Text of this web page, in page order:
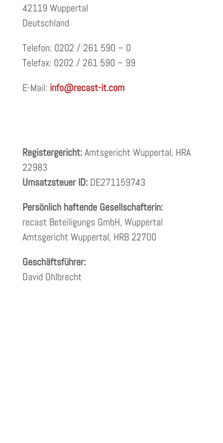
42119 Wuppertal
Deutschland
Telefon: 0202 / 261 590 – 0
Telefax: 0202 / 261 590 – 99
E-Mail: info@recast-it.com
Registergericht:Amtsgericht Wuppertal, HRA
22983
Umsatzsteuer ID:DE271159743
Persönlich haftende Gesellschafterin:
recast Beteiligungs GmbH, Wuppertal
Amtsgericht Wuppertal, HRB 22700
Geschäftsführer:
David Ohlbrecht